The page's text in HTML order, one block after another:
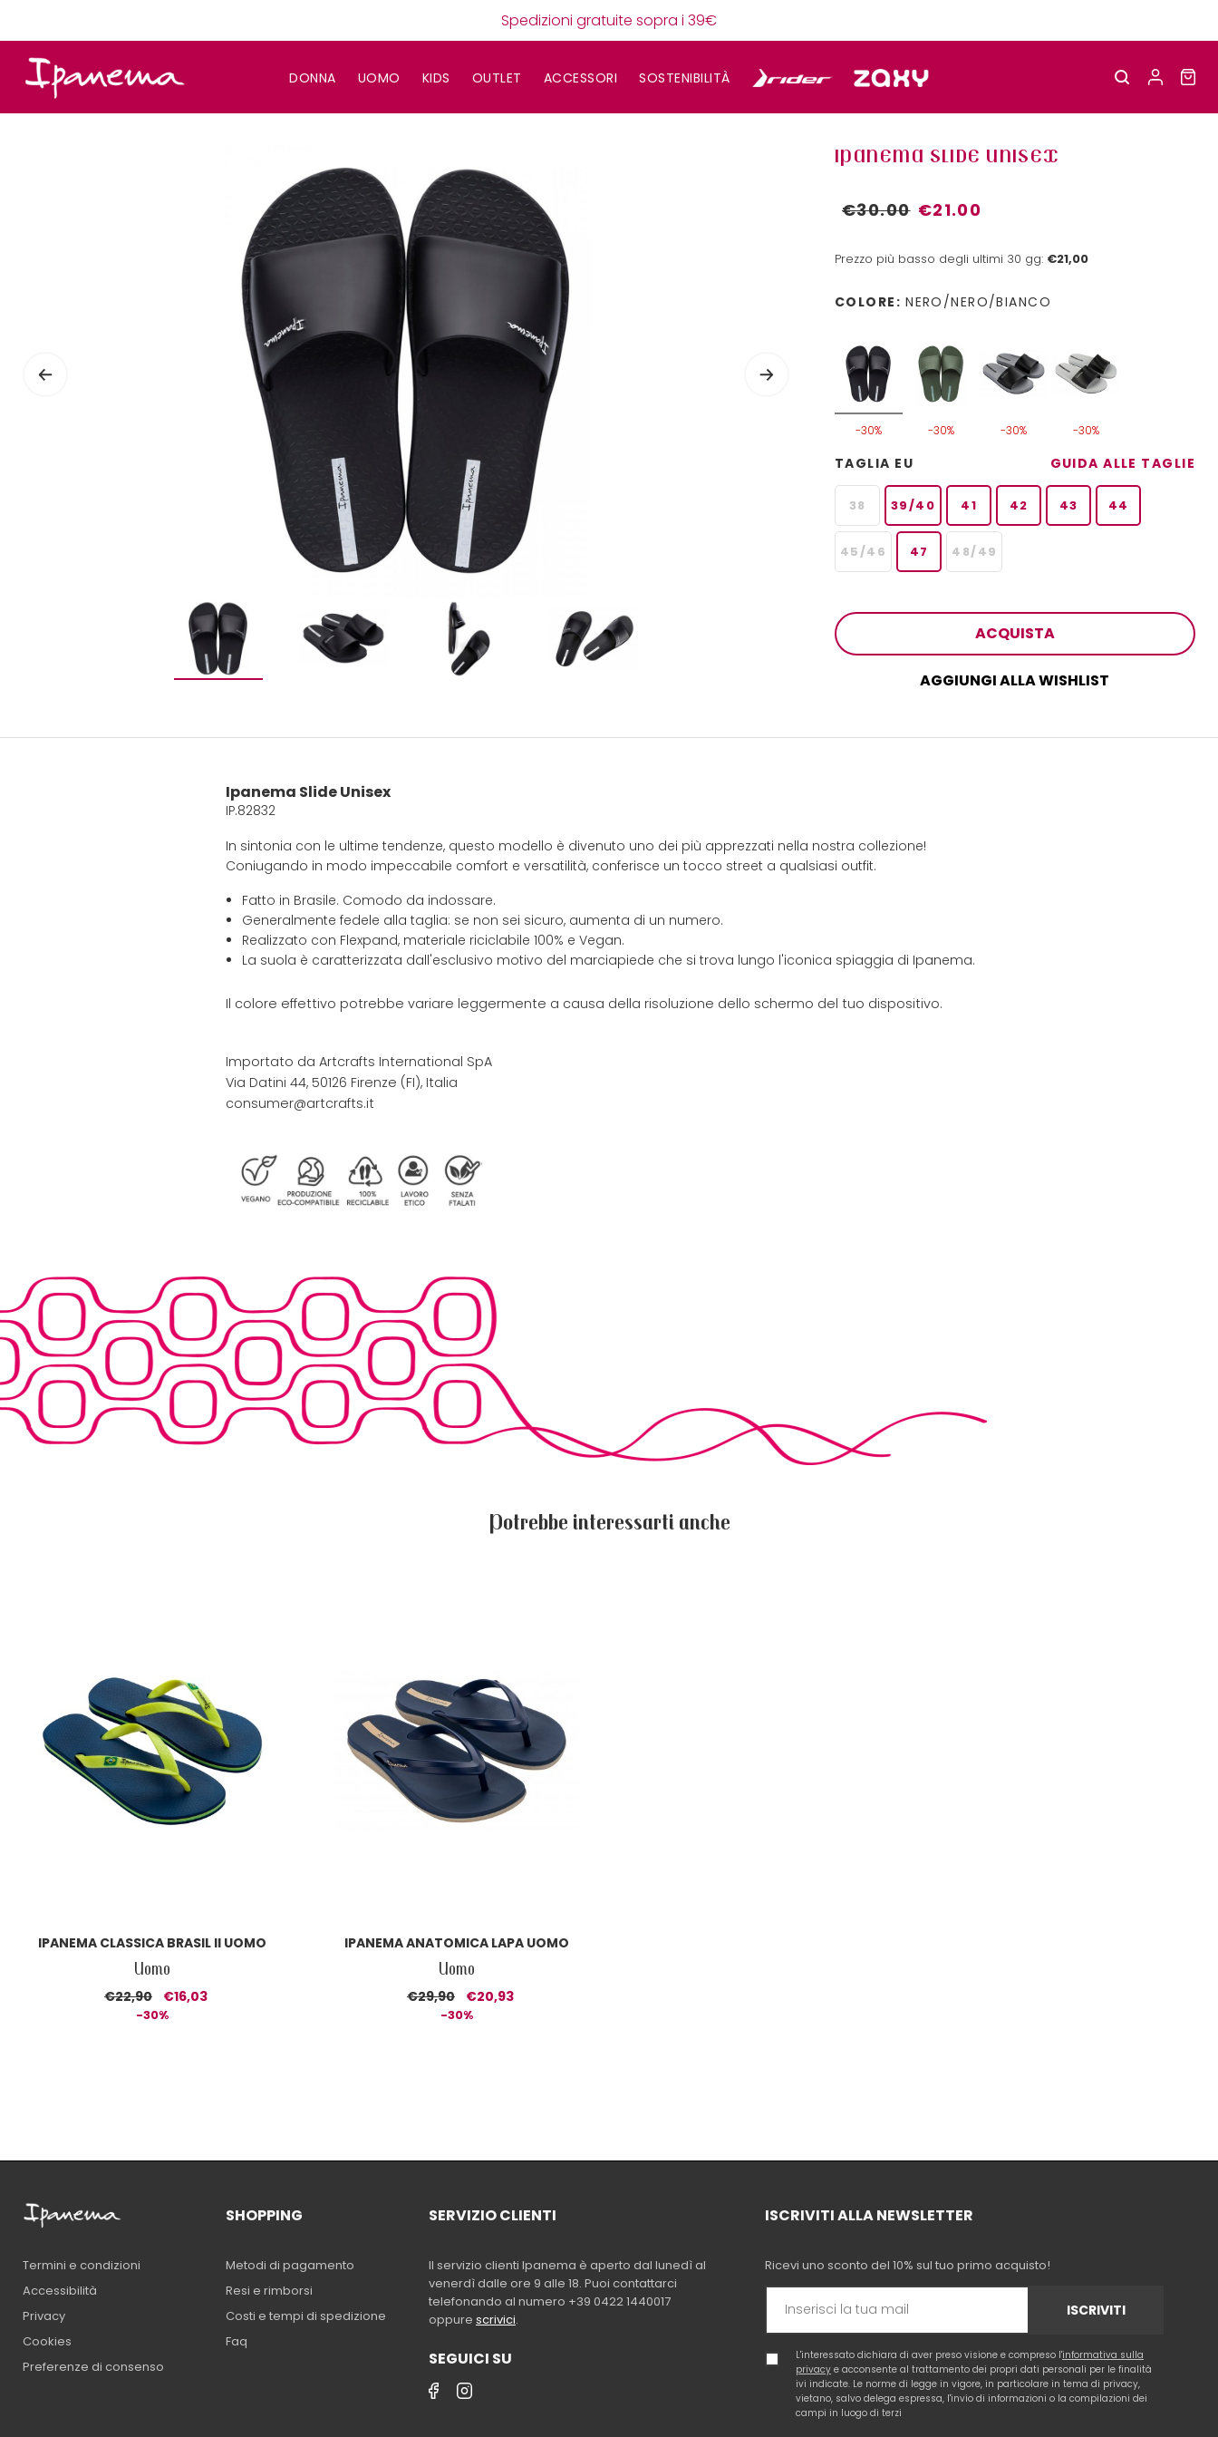
Spedizioni gratuite sopra i 39€
DONNA UOMO KIDS OUTLET ACCESSORI SOSTENIBILITÀ
IPANEMA SLIDE UNISEX
€30.00 €21.00
Prezzo più basso degli ultimi 30 gg: €21,00
COLORE: NERO/NERO/BIANCO
-30% -30% -30% -30%
TAGLIA EU GUIDA ALLE TAGLIE
38 39/40 41 42 43 44
45/46 47 48/49
ACQUISTA
AGGIUNGI ALLA WISHLIST
Ipanema Slide Unisex
IP.82832
In sintonia con le ultime tendenze, questo modello è divenuto uno dei più apprezzati nella nostra collezione!
Coniugando in modo impeccabile comfort e versatilità, conferisce un tocco street a qualsiasi outfit.
Fatto in Brasile. Comodo da indossare.
Generalmente fedele alla taglia: se non sei sicuro, aumenta di un numero.
Realizzato con Flexpand, materiale riciclabile 100% e Vegan.
La suola è caratterizzata dall'esclusivo motivo del marciapiede che si trova lungo l'iconica spiaggia di Ipanema.
Il colore effettivo potrebbe variare leggermente a causa della risoluzione dello schermo del tuo dispositivo.
Importato da Artcrafts International SpA
Via Datini 44, 50126 Firenze (FI), Italia
consumer@artcrafts.it
Potrebbe interessarti anche
IPANEMA CLASSICA BRASIL II UOMO
Uomo
€22,90 €16,03
-30%
IPANEMA ANATOMICA LAPA UOMO
Uomo
€29,90 €20,93
-30%
Termini e condizioni
Accessibilità
Privacy
Cookies
Preferenze di consenso
SHOPPING
Metodi di pagamento
Resi e rimborsi
Costi e tempi di spedizione
Faq
SERVIZIO CLIENTI
Il servizio clienti Ipanema è aperto dal lunedì al
venerdì dalle ore 9 alle 18. Puoi contattarci
telefonando al numero +39 0422 1440017
oppure scrivici.
SEGUICI SU
ISCRIVITI ALLA NEWSLETTER
Ricevi uno sconto del 10% sul tuo primo acquisto!
ISCRIVITI
L'interessato dichiara di aver preso visione e compreso l'informativa sulla
privacy e acconsente al trattamento dei propri dati personali per le finalità
ivi indicate. Le norme di legge in vigore, in particolare in tema di privacy,
vietano, salvo delega espressa, l'invio di informazioni o la compilazioni dei
campi in luogo di terzi